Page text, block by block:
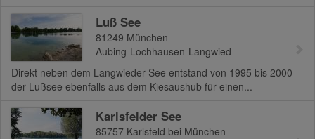
Luß See
81249 München
Aubing-Lochhausen-Langwied
Direkt neben dem Langwieder See entstand von 1995 bis 2000
der Lußsee ebenfalls aus dem Kiesaushub für einen...
Karlsfelder See
85757 Karlsfeld bei München